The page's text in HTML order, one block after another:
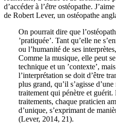
d’accéder à l’être ostéopathe.
de Robert Lever, un ostéopathe
On pourrait dire que
’pratiquée’. Tant qu’elle ne
ou l’humanité de ses
Comme la musique, elle peut
technique et un ’contexte’,
l’interprétation se doit d’être
plus grand, qu’il s’agisse
traitement qui pénètre et guérit.
traitements, chaque praticien
d’unique, s’exprimant de
(Lever, 2014, 21).